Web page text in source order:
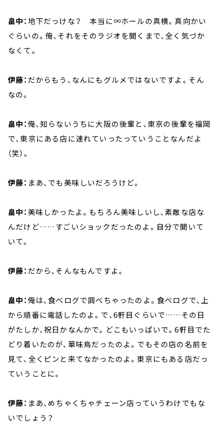
畠中： 地下だっけな？ 本当に∞ホールの真横。真向かい
ぐらいの。俺、それをそのラジオを聞くまで、全く気づか
なくて。
伊藤： だからもう、なんにもグルメではないですよ。そん
なの。
畠中：俺、知らないうちに大阪の後輩と、東京の後輩を福岡
で、東京にある店に連れていったっていうことなんだよ
（笑）。
伊藤： まあ、でも美味しいだろうけど。
畠中：美味しかったよ。もちろん美味しいし、素敵な店な
んだけど……すごいショックだったのよ。自分で聞いて
いて。
伊藤： だから、そんなもんですよ。
畠中：俺は、食べログで調べちゃったのよ。食べログで、上
から順番に電話したのよ。で、6軒目ぐらいで……その日
がたしか、祝日かなんかで。どこもいっぱいで。6軒目でた
どり着いたのが、華味鳥だったのよ。でもその店の名前を
見て、全くピンと来てなかったのよ。東京にもある店だっ
ていうことに。
伊藤： まあ、めちゃくちゃチェーン店っていうわけでもな
いでしょう？